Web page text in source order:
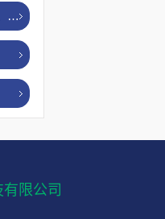
晶圆、光刻胶、硅晶片、烤胶机
限公司